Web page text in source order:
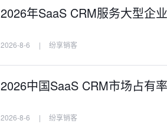
2026年SaaS CRM服务大型企
2026-8-6 | 纷享销客
2026中国SaaS CRM市场占有
2026-8-6 | 纷享销客